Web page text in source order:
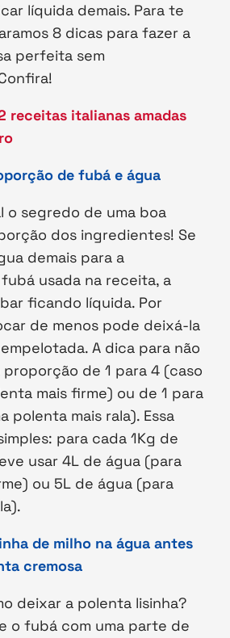
líquida demais. Para te
8 dicas para fazer a
perfeita sem
receitas italianas amadas
de fubá e água
o segredo de uma boa
dos ingredientes! Se
demais para a
usada na receita, a
ficando líquida. Por
de menos pode deixá-la
A dica para não
de 1 para 4 (caso
mais firme) ou de 1 para
polenta mais rala). Essa
para cada 1Kg de
usar 4L de água (para
ou 5L de água (para
de milho na água antes
cremosa
deixar a polenta lisinha?
o fubá com uma parte de